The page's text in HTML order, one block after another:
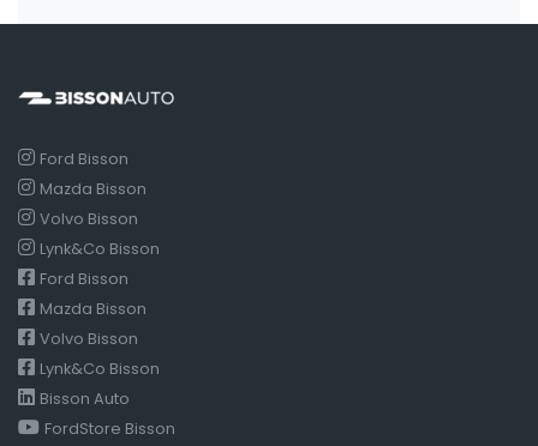
Ford Bisson
Mazda Bisson
Volvo Bisson
Lynk&Co Bisson
Ford Bisson
Mazda Bisson
Volvo Bisson
Lynk&Co Bisson
Bisson Auto
FordStore Bisson